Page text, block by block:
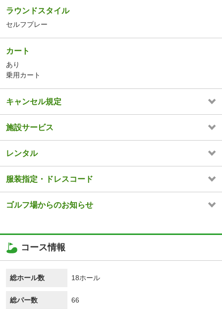
ラウンドスタイル
セルフプレー
カート
あり
乗用カート
キャンセル規定
施設サービス
レンタル
服装指定・ドレスコード
ゴルフ場からのお知らせ
コース情報
総ホール数 18ホール
総パー数 66